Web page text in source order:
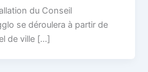
du Conseil
se déroulera à partir de
de ville […]